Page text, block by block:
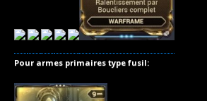
Pour armes primaires type fusil: